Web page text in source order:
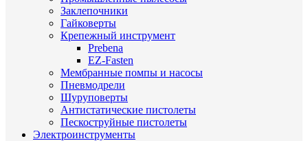
Заклепочники
Гайковерты
Крепежный инструмент
Prebena
EZ-Fasten
Мембранные помпы и насосы
Пневмодрели
Шуруповерты
Антистатические пистолеты
Пескоструйные пистолеты
Электроинструменты